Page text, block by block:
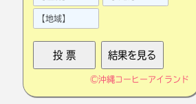
©沖縄コーヒーアイランド